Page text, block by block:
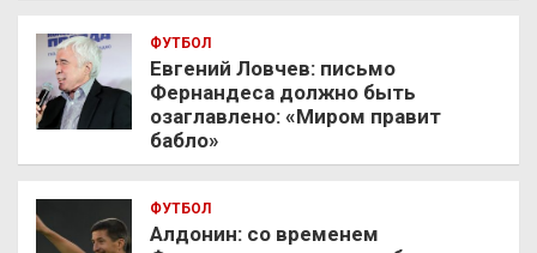
ФУТБОЛ
Евгений Ловчев: письмо
Фернандеса должно быть
озаглавлено: «Миром правит
бабло»
ФУТБОЛ
Алдонин: со временем